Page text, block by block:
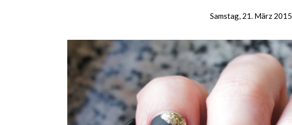
Samstag, 21. März 2015